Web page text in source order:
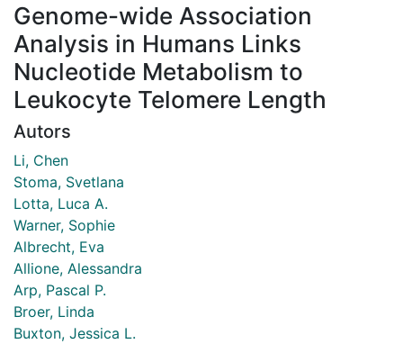
Genome-wide Association
Analysis in Humans Links
Nucleotide Metabolism to
Leukocyte Telomere Length
Autors
Li, Chen
Stoma, Svetlana
Lotta, Luca A.
Warner, Sophie
Albrecht, Eva
Allione, Alessandra
Arp, Pascal P.
Broer, Linda
Buxton, Jessica L.